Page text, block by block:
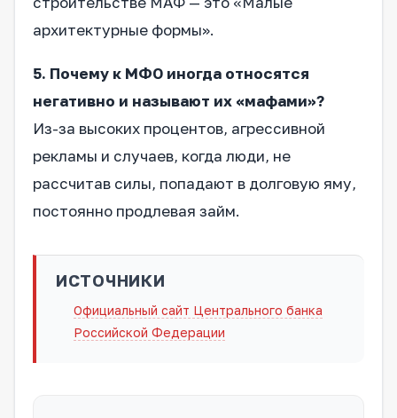
архитектурные формы».
5. Почему к МФО иногда относятся
негативно и называют их «мафами»?
Из-за высоких процентов, агрессивной
рекламы и случаев, когда люди, не
рассчитав силы, попадают в долговую яму,
постоянно продлевая займ.
ИСТОЧНИКИ
Официальный сайт Центрального банка
Российской Федерации